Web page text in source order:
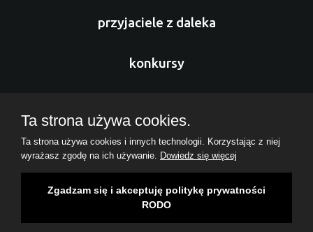
przyjaciele z daleka
konkursy
nasz zespół
Copyrights ( c ) 2026 Fundacja Missio Cordis
Ta strona używa cookies.
Ta strona używa cookies i innych technologii. Korzystając z niej
wyrażasz zgodę na ich używanie. Dowiedz się więcej
Zgadzam się i akceptuję politykę prywatności
RODO